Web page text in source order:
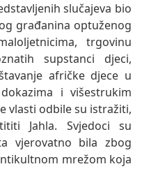
slučajeva bio
građanina optuženog
trgovinu
supstanci djeci,
afričke djece u
i višestrukim
vlasti odbile su istražiti,
Jahla. Svjedoci su
vjerovatno bila zbog
mrežom koja